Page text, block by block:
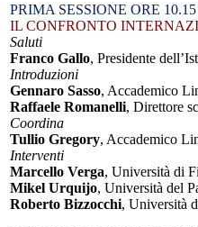
PRIMA SESSIONE ORE 10.15
IL CONFRONTO
Saluti
Franco Gallo, Presidente
Introduzioni
Gennaro Sasso, Accademico
Raffaele Romanelli, Direttore
Coordina
Tullio Gregory, Accademico
Interventi
Marcello Verga, Università di
Mikel Urquijo, Università del
Roberto Bizzocchi, Università